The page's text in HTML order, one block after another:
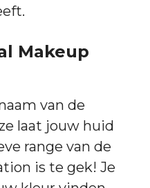
Makeup
van de
laat jouw huid
range van de
is te gek! Je